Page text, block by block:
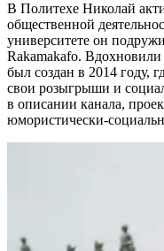
В Политехе Николай
общественной
университете он
Rakamakafo.
был создан в 2014 году,
свои розыгрыши и
в описании канала,
юмористически-